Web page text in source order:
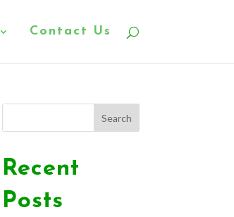
Contact Us
Search
Recent
Posts